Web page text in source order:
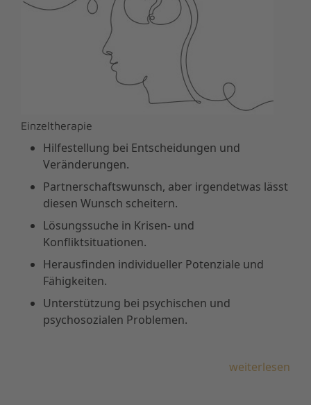
Einzeltherapie
Hilfestellung bei Entscheidungen und
Veränderungen.
Partnerschaftswunsch, aber irgendetwas lässt
diesen Wunsch scheitern.
Lösungssuche in Krisen- und
Konfliktsituationen.
Herausfinden individueller Potenziale und
Fähigkeiten.
Unterstützung bei psychischen und
psychosozialen Problemen.
weiterlesen